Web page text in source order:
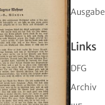
Ausgabe
Links
DFG
Archiv